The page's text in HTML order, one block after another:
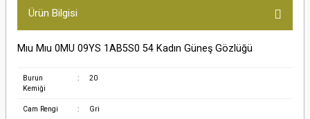
Ürün Bilgisi
Mıu Mıu 0MU 09YS 1AB5S0 54 Kadın Güneş Gözlüğü
Burun
Kemiği
: 20
Cam Rengi : Gri